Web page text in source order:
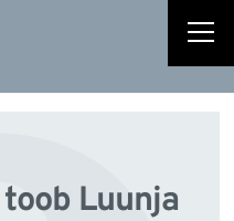
Luunja